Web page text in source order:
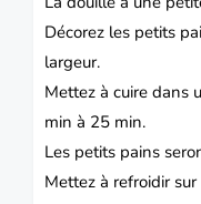
Décorez les petits
largeur.
Mettez à cuire dans
min à 25 min.
Les petits pains
Mettez à refroidir